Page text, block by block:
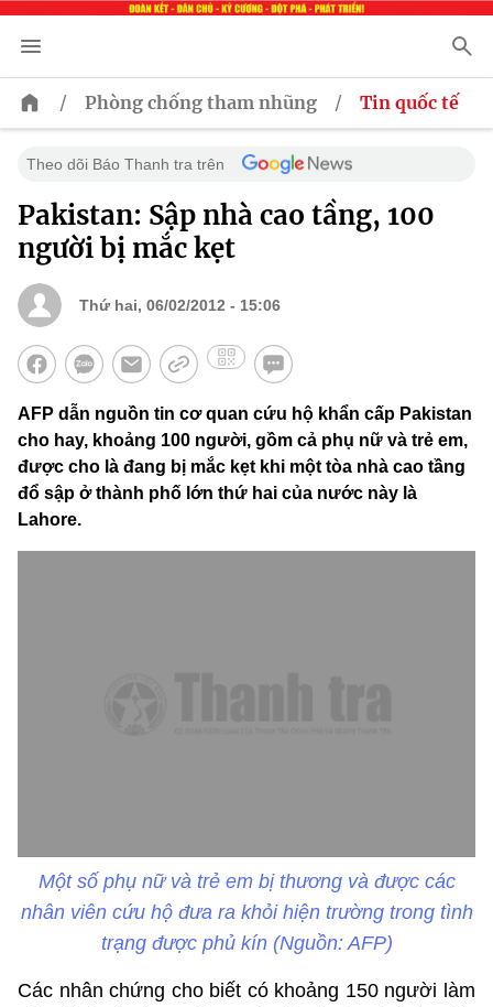
/ Phòng chống tham nhũng / Tin quốc tế
Theo dõi Báo Thanh tra trên
Pakistan: Sập nhà cao tầng, 100
người bị mắc kẹt
Thứ hai, 06/02/2012 - 15:06
AFP dẫn nguồn tin cơ quan cứu hộ khẩn cấp Pakistan
cho hay, khoảng 100 người, gồm cả phụ nữ và trẻ em,
được cho là đang bị mắc kẹt khi một tòa nhà cao tầng
đổ sập ở thành phố lớn thứ hai của nước này là
Lahore.
Một số phụ nữ và trẻ em bị thương và được các
nhân viên cứu hộ đưa ra khỏi hiện trường trong tình
trạng được phủ kín (Nguồn: AFP)
Các nhân chứng cho biết có khoảng 150 người làm